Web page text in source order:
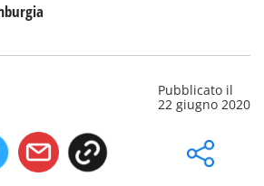
Pubblicato il
22 giugno 2020